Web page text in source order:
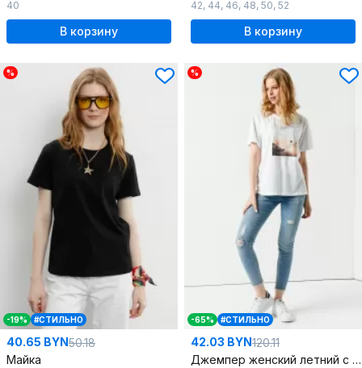
40
В корзину
42, 44, 46, 48, 50, 52
В корзину
%
-19% #СТИЛЬНО
40.65 BYN50.18
Майка
%
-65% #СТИЛЬНО
42.03 BYN120.11
Джемпер женский летний с принтом из хлопка